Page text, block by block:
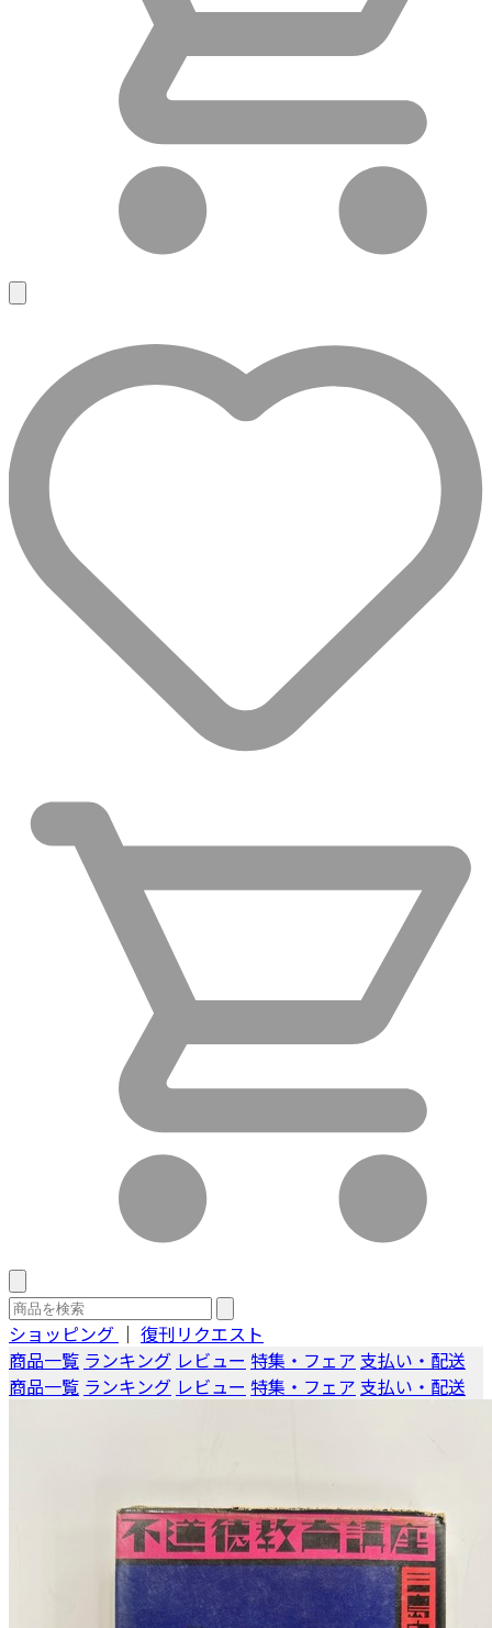
ショッピング ｜ 復刊リクエスト
商品一覧 ランキング レビュー 特集・フェア 支払い・配送
商品一覧 ランキング レビュー 特集・フェア 支払い・配送